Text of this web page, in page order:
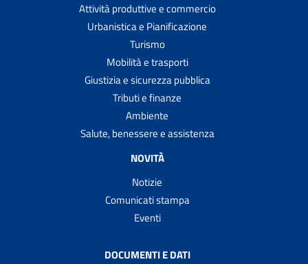
Attività produttive e commercio
Urbanistica e Pianificazione
Turismo
Mobilità e trasporti
Giustizia e sicurezza pubblica
Tributi e finanze
Ambiente
Salute, benessere e assistenza
NOVITÀ
Notizie
Comunicati stampa
Eventi
DOCUMENTI E DATI